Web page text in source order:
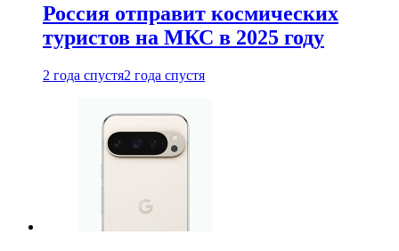
Россия отправит космических
туристов на МКС в 2025 году
2 года спустя2 года спустя